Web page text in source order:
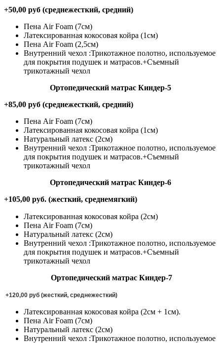
+50,00 руб (среднежесткий, средний)
Пена Air Foam (7см)
Латексированная кокосовая койра (1см)
Пена Air Foam (2,5см)
Внутренний чехол :Трикотажное полотно, используемое
для покрытия подушек и матрасов.+Съемный
трикотажный чехол
Ортопедический матрас Киндер-5
+85,00 руб (среднежесткий, средний)
Пена Air Foam (7см)
Латексированная кокосовая койра (1см)
Натуральный латекс (2см)
Внутренний чехол :Трикотажное полотно, используемое
для покрытия подушек и матрасов.+Съемный
трикотажный чехол
Ортопедический матрас Киндер-6
+105,00 руб. (жесткий, среднемягкий)
Латексированная кокосовая койра (2см)
Пена Air Foam (7см)
Натуральный латекс (2см)
Внутренний чехол :Трикотажное полотно, используемое
для покрытия подушек и матрасов.+Съемный
трикотажный чехол
Ортопедический матрас Киндер-7
+120,00 руб (жесткий, среднежесткий)
Латексированная кокосовая койра (2см + 1см).
Пена Air Foam (7см)
Натуральный латекс (2см)
Внутренний чехол :Трикотажное полотно, используемое